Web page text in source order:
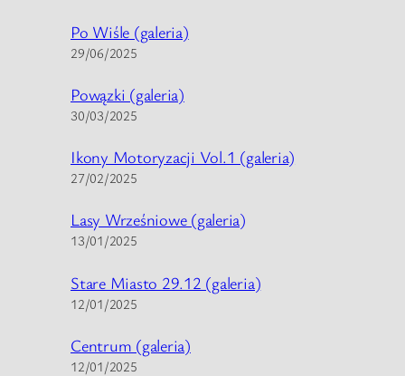
Po Wiśle (galeria)
29/06/2025
Powązki (galeria)
30/03/2025
Ikony Motoryzacji Vol.1 (galeria)
27/02/2025
Lasy Wrześniowe (galeria)
13/01/2025
Stare Miasto 29.12 (galeria)
12/01/2025
Centrum (galeria)
12/01/2025